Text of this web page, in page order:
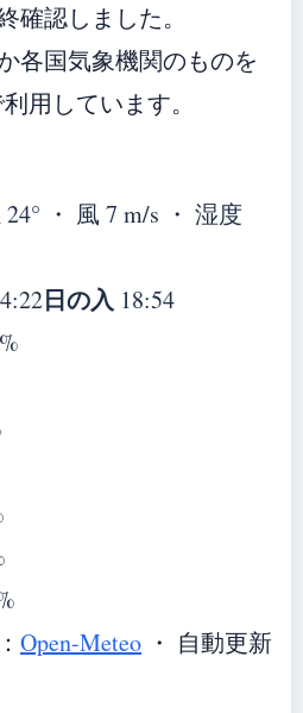
確認しました。
各国気象機関のものを
用しています。
・ 風 7 m/s ・ 湿度
日の入 18:54
Open-Meteo ・ 自動更新